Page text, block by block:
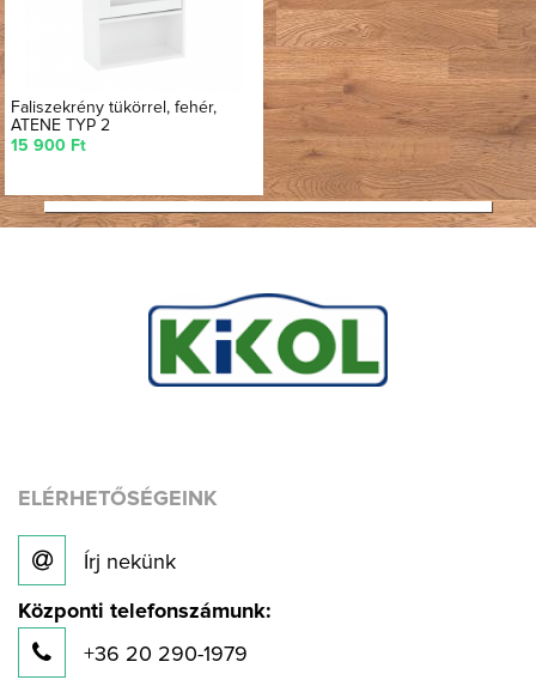
Faliszekrény tükörrel, fehér,
ATENE TYP 2
15 900 Ft
ELÉRHETŐSÉGEINK
Írj nekünk
Központi telefonszámunk:
+36 20 290-1979